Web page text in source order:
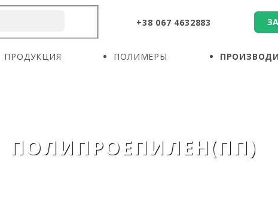
+38 067 4632883
ПРОДУКЦИЯ ПОЛИМЕРЫ
ПОЛИПРОЕПИЛЕН(ПП)
О КОМПАНИИ
ПРОИЗВОДИТЕЛИ